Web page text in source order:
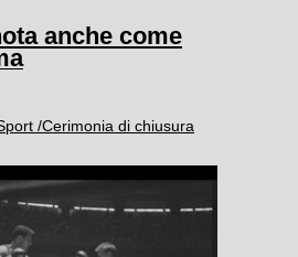
anche come
/Cerimonia di chiusura